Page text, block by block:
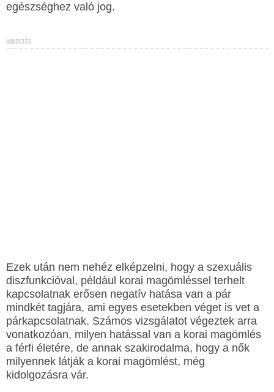
egészséghez való jog.
HIRDETÉS
Ezek után nem nehéz elképzelni, hogy a szexuális
diszfunkcióval, például korai magömléssel terhelt
kapcsolatnak erősen negatív hatása van a pár
mindkét tagjára, ami egyes esetekben véget is vet a
párkapcsolatnak. Számos vizsgálatot végeztek arra
vonatkozóan, milyen hatással van a korai magömlés
a férfi életére, de annak szakirodalma, hogy a nők
milyennek látják a korai magömlést, még
kidolgozásra vár.